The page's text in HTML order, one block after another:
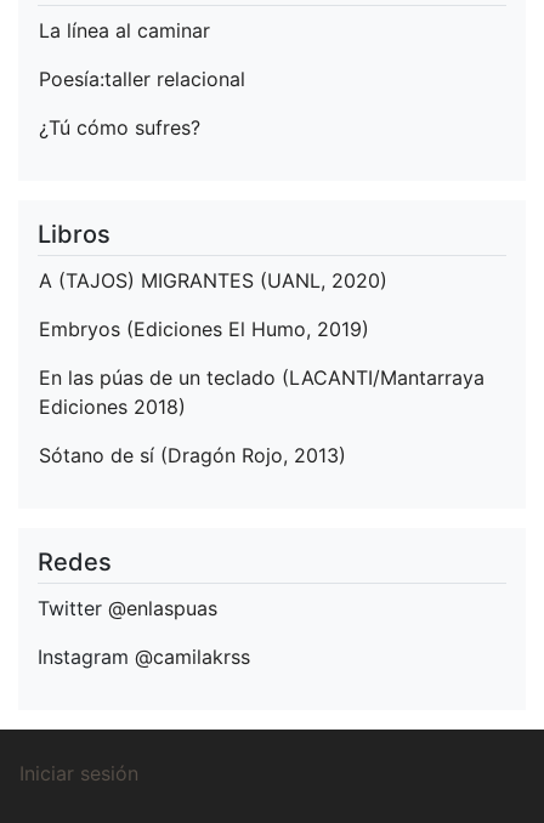
La línea al caminar
Poesía:taller relacional
¿Tú cómo sufres?
Libros
A (TAJOS) MIGRANTES (UANL, 2020)
Embryos (Ediciones El Humo, 2019)
En las púas de un teclado (LACANTI/Mantarraya
Ediciones 2018)
Sótano de sí (Dragón Rojo, 2013)
Redes
Twitter @enlaspuas
Instagram @camilakrss
Menú
Iniciar sesión